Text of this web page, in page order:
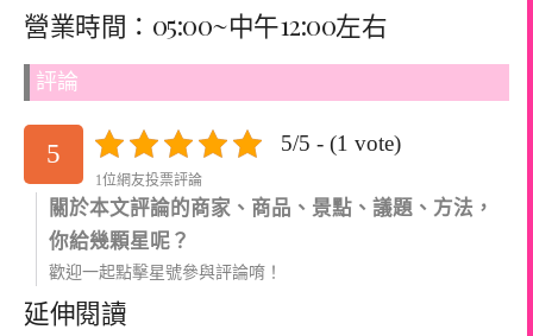
營業時間：05:00~中午12:00左右
評論
5 5/5 - (1 vote)
1位網友投票評論
關於本文評論的商家、商品、景點、議題、方法，
你給幾顆星呢？
歡迎一起點擊星號參與評論唷！
延伸閱讀